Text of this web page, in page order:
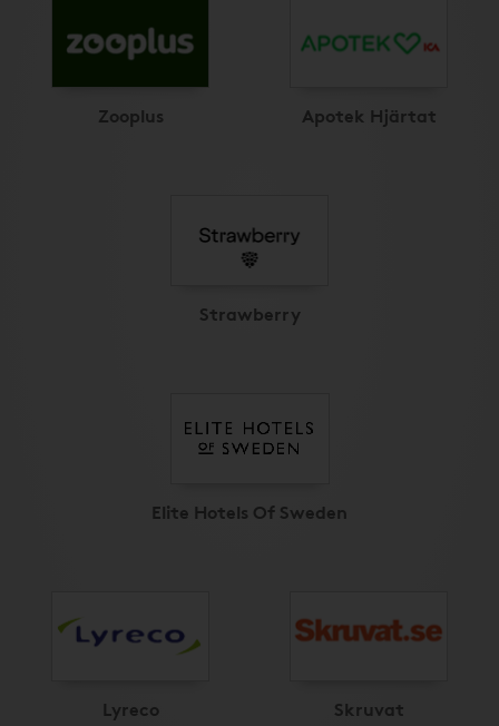
Zooplus Apotek Hjärtat
Strawberry
Elite Hotels Of Sweden
Lyreco Skruvat